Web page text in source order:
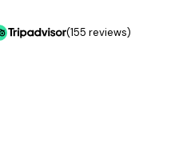
(155 reviews)